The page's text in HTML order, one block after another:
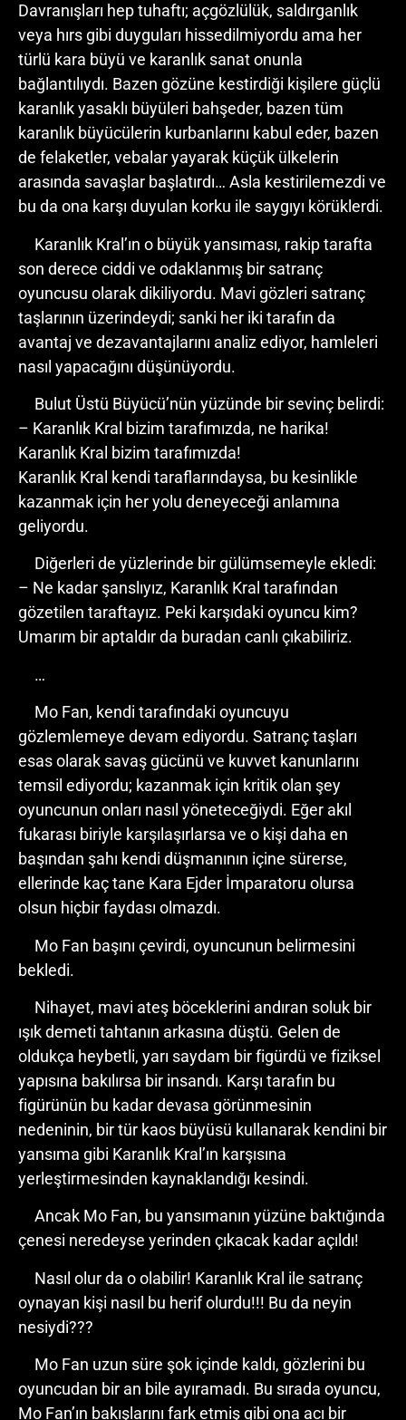
Davranışları hep tuhaftı; açgözlülük, saldırganlık
veya hırs gibi duyguları hissedilmiyordu ama her
türlü kara büyü ve karanlık sanat onunla
bağlantılıydı. Bazen gözüne kestirdiği kişilere güçlü
karanlık yasaklı büyüleri bahşeder, bazen tüm
karanlık büyücülerin kurbanlarını kabul eder, bazen
de felaketler, vebalar yayarak küçük ülkelerin
arasında savaşlar başlatırdı… Asla kestirilemezdi ve
bu da ona karşı duyulan korku ile saygıyı körüklerdi.
Karanlık Kral’ın o büyük yansıması, rakip tarafta
son derece ciddi ve odaklanmış bir satranç
oyuncusu olarak dikiliyordu. Mavi gözleri satranç
taşlarının üzerindeydi; sanki her iki tarafın da
avantaj ve dezavantajlarını analiz ediyor, hamleleri
nasıl yapacağını düşünüyordu.
Bulut Üstü Büyücü’nün yüzünde bir sevinç belirdi:
– Karanlık Kral bizim tarafımızda, ne harika!
Karanlık Kral bizim tarafımızda!
Karanlık Kral kendi taraflarındaysa, bu kesinlikle
kazanmak için her yolu deneyeceği anlamına
geliyordu.
Diğerleri de yüzlerinde bir gülümsemeyle ekledi:
– Ne kadar şanslıyız, Karanlık Kral tarafından
gözetilen taraftayız. Peki karşıdaki oyuncu kim?
Umarım bir aptaldır da buradan canlı çıkabiliriz.
…
Mo Fan, kendi tarafındaki oyuncuyu
gözlemlemeye devam ediyordu. Satranç taşları
esas olarak savaş gücünü ve kuvvet kanunlarını
temsil ediyordu; kazanmak için kritik olan şey
oyuncunun onları nasıl yöneteceğiydi. Eğer akıl
fukarası biriyle karşılaşırlarsa ve o kişi daha en
başından şahı kendi düşmanının içine sürerse,
ellerinde kaç tane Kara Ejder İmparatoru olursa
olsun hiçbir faydası olmazdı.
Mo Fan başını çevirdi, oyuncunun belirmesini
bekledi.
Nihayet, mavi ateş böceklerini andıran soluk bir
ışık demeti tahtanın arkasına düştü. Gelen de
oldukça heybetli, yarı saydam bir figürdü ve fiziksel
yapısına bakılırsa bir insandı. Karşı tarafın bu
figürünün bu kadar devasa görünmesinin
nedeninin, bir tür kaos büyüsü kullanarak kendini bir
yansıma gibi Karanlık Kral’ın karşısına
yerleştirmesinden kaynaklandığı kesindi.
Ancak Mo Fan, bu yansımanın yüzüne baktığında
çenesi neredeyse yerinden çıkacak kadar açıldı!
Nasıl olur da o olabilir! Karanlık Kral ile satranç
oynayan kişi nasıl bu herif olurdu!!! Bu da neyin
nesiydi???
Mo Fan uzun süre şok içinde kaldı, gözlerini bu
oyuncudan bir an bile ayıramadı. Bu sırada oyuncu,
Mo Fan’ın bakışlarını fark etmiş gibi ona acı bir